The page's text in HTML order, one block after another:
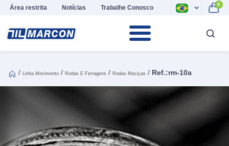
Área restrita Notícias Trabalhe Conosco 0
/ Linha Movimento / Rodas E Ferragens / Rodas Maciças / Ref.:rm-10a